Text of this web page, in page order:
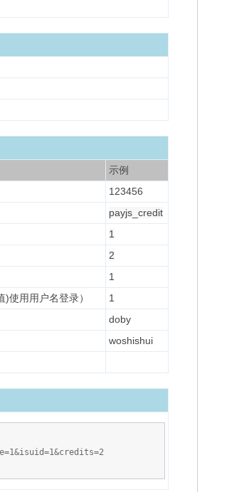
示例
123456
payjs_credit
1
2
1
使用用户名登录）
1
doby
woshishui